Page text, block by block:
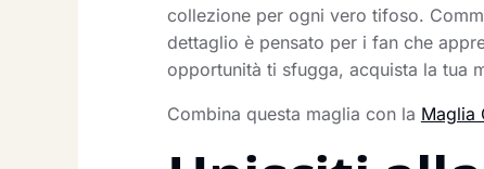
collezione per ogni vero tifoso.
dettaglio è pensato per i fan che
opportunità ti sfugga, acquista la tua
Combina questa maglia con la Maglia